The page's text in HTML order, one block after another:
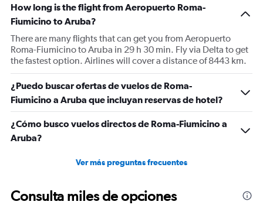
How long is the flight from Aeropuerto Roma-
Fiumicino to Aruba?
There are many flights that can get you from Aeropuerto
Roma-Fiumicino to Aruba in 29 h 30 min. Fly via Delta to get
the fastest option. Airlines will cover a distance of 8443 km.
¿Puedo buscar ofertas de vuelos de Roma-
Fiumicino a Aruba que incluyan reservas de hotel?
¿Cómo busco vuelos directos de Roma-Fiumicino a
Aruba?
Ver más preguntas frecuentes
Consulta miles de opciones